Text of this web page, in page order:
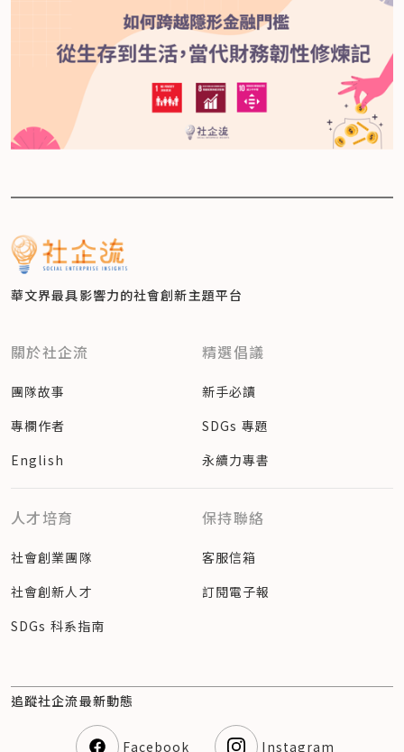
華文界最具影響力的社會創新主題平台
關於社企流
團隊故事
專欄作者
English
精選倡議
新手必讀
SDGs 專題
永續力專書
人才培育
社會創業團隊
社會創新人才
SDGs 科系指南
保持聯絡
客服信箱
訂閱電子報
追蹤社企流最新動態
Facebook Instagram